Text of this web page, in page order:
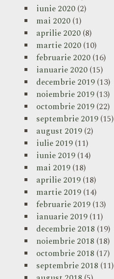
iunie 2020(2)
mai 2020(1)
aprilie 2020(8)
martie 2020(10)
februarie 2020(16)
ianuarie 2020(15)
decembrie 2019(13)
noiembrie 2019(13)
octombrie 2019(22)
septembrie 2019(15)
august 2019(2)
iulie 2019(11)
iunie 2019(14)
mai 2019(18)
aprilie 2019(18)
martie 2019(14)
februarie 2019(13)
ianuarie 2019(11)
decembrie 2018 (19)
noiembrie 2018 (18)
octombrie 2018 (17)
septembrie 2018 (11)